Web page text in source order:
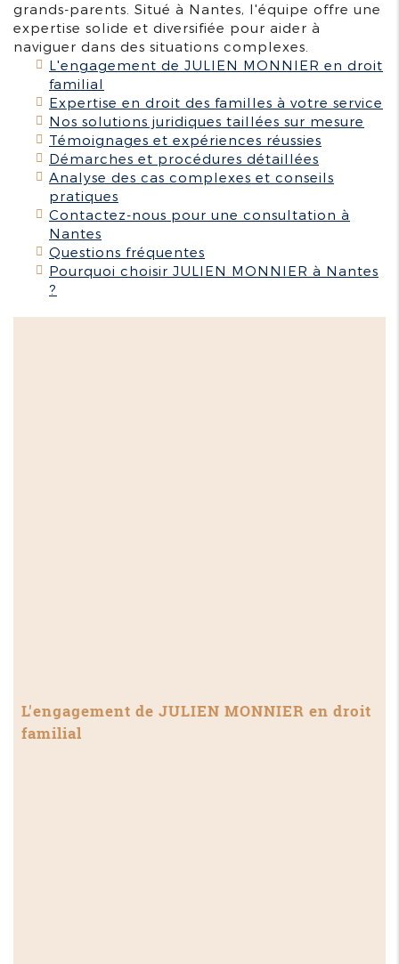
grands-parents. Situé à Nantes, l'équipe offre une
expertise solide et diversifiée pour aider à
naviguer dans des situations complexes.
L'engagement de JULIEN MONNIER en droit
familial
Expertise en droit des familles à votre service
Nos solutions juridiques taillées sur mesure
Témoignages et expériences réussies
Démarches et procédures détaillées
Analyse des cas complexes et conseils
pratiques
Contactez-nous pour une consultation à
Nantes
Questions fréquentes
Pourquoi choisir JULIEN MONNIER à Nantes
?
L'engagement de JULIEN MONNIER en droit
familial